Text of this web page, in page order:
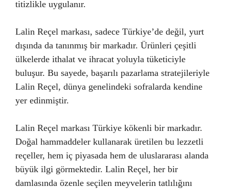
titizlikle uygulanır.
Lalin Reçel markası, sadece Türkiye’de değil, yurt
dışında da tanınmış bir markadır. Ürünleri çeşitli
ülkelerde ithalat ve ihracat yoluyla tüketiciyle
buluşur. Bu sayede, başarılı pazarlama stratejileriyle
Lalin Reçel, dünya genelindeki sofralarda kendine
yer edinmiştir.
Lalin Reçel markası Türkiye kökenli bir markadır.
Doğal hammaddeler kullanarak üretilen bu lezzetli
reçeller, hem iç piyasada hem de uluslararası alanda
büyük ilgi görmektedir. Lalin Reçel, her bir
damlasında özenle seçilen meyvelerin tatlılığını